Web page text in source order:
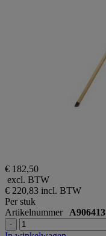
€ 182,50
excl. BTW
€ 220,83 incl. BTW
Per stuk
Artikelnummer A906413
-